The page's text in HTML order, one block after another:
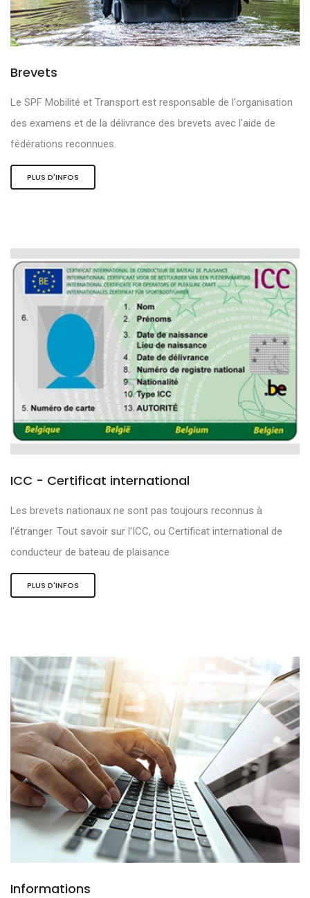
Brevets
Le SPF Mobilité et Transport est responsable de l'organisation
des examens et de la délivrance des brevets avec l'aide de
fédérations reconnues.
PLUS D'INFOS
ICC - Certificat international
Les brevets nationaux ne sont pas toujours reconnus à
l'étranger. Tout savoir sur l'ICC, ou Certificat international de
conducteur de bateau de plaisance
PLUS D'INFOS
Informations